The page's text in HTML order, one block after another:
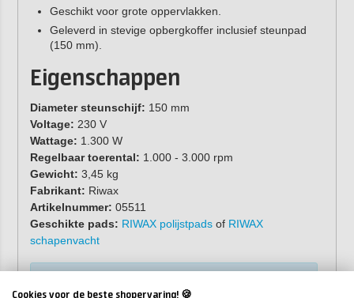
Geschikt voor grote oppervlakken.
Geleverd in stevige opbergkoffer inclusief steunpad
(150 mm).
Eigenschappen
Diameter steunschijf: 150 mm
Voltage: 230 V
Wattage: 1.300 W
Regelbaar toerental: 1.000 - 3.000 rpm
Gewicht: 3,45 kg
Fabrikant: Riwax
Artikelnummer: 05511
Geschikte pads: RIWAX polijstpadsof RIWAX
schapenvacht
polijsten van kleine boten tot 5 meter.
Cookies voor de beste shopervaring! 🍪